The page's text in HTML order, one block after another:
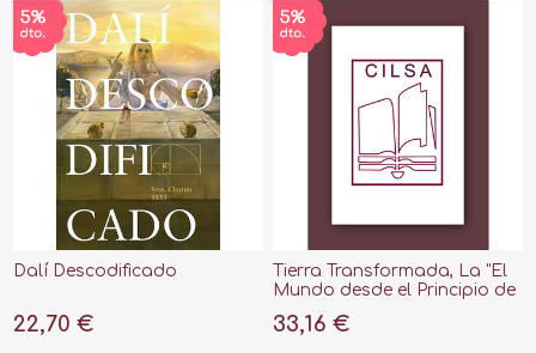
Dalí Descodificado
22,70 €
Tierra Transformada, La "El
Mundo desde el Principio de
33,16 €